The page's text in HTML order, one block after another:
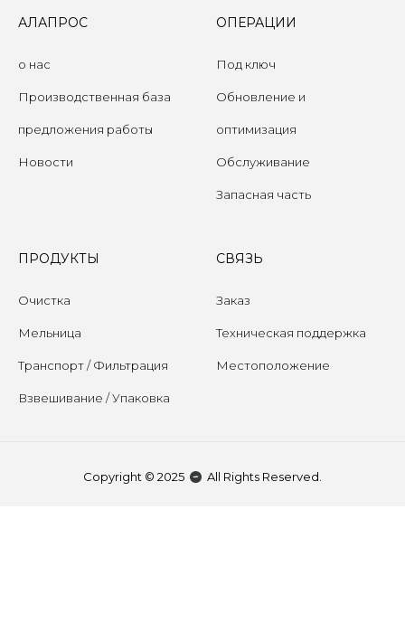
АЛАПРОС
о нас
Производственная база
предложения работы
Новости
ОПЕРАЦИИ
Под ключ
Обновление и
оптимизация
Обслуживание
Запасная часть
ПРОДУКТЫ
Очистка
Мельница
Транспорт / Фильтрация
Взвешивание / Упаковка
СВЯЗЬ
Заказ
Техническая поддержка
Местоположение
Copyright © 2025 All Rights Reserved.